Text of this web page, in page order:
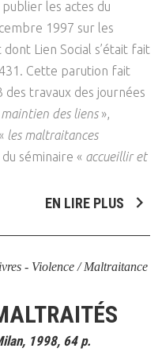
les actes du
1997 sur les
Lien Social s’était fait
Cette parution fait
des travaux des journées
des liens»,
les maltraitances
séminaire « accueillir et
EN LIRE PLUS
- Violence / Maltraitance
1998, 64 p.